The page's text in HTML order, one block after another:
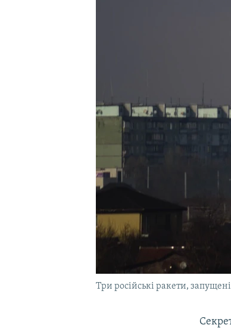
Три російські ракети, запущені